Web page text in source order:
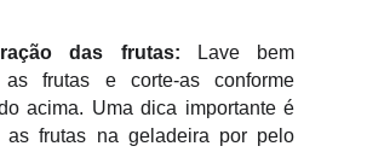
das frutas: Lave bem
as frutas e corte-as conforme
acima. Uma dica importante é
as frutas na geladeira por pelo